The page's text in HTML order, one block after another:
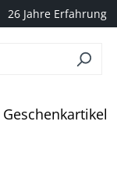
26 Jahre Erfahrung
Geschenkartikel